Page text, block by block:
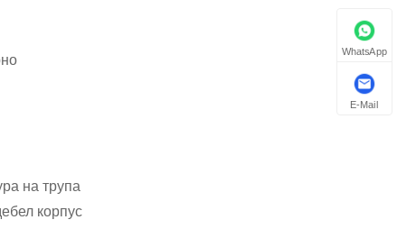
на трупа
корпус
WhatsApp
E-Mail